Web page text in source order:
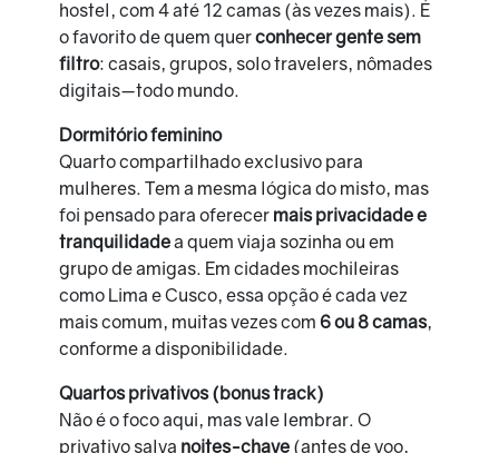
hostel, com 4 até 12 camas (às vezes mais). É
o favorito de quem querconhecer gente sem
filtro: casais, grupos, solo travelers, nômades
digitais—todo mundo.
Dormitório feminino
Quarto compartilhado exclusivo para
mulheres. Tem a mesma lógica do misto, mas
foi pensado para oferecer mais privacidade e
tranquilidadea quem viaja sozinha ou em
grupo de amigas. Em cidades mochileiras
como Lima e Cusco, essa opção é cada vez
mais comum, muitas vezes com 6 ou 8 camas,
conforme a disponibilidade.
Quartos privativos (bonus track)
Não é o foco aqui, mas vale lembrar. O
privativo salva noites-chave(antes de voo,